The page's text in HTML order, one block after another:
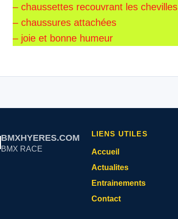
– chaussettes recouvrant les chevilles
– chaussures attachées
– joie et bonne humeur
BMXHYERES.COM
BMX RACE
LIENS UTILES
Accueil
Actualites
Entrainements
Contact